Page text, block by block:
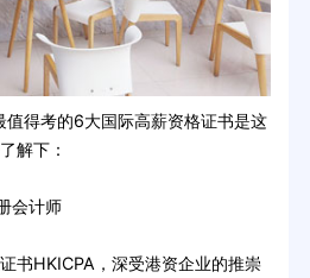
得考的6大国际高薪资格证书是这
解下：
会计师
HKICPA，深受港资企业的推崇